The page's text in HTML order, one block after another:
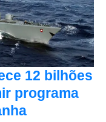
12 bilhões
programa